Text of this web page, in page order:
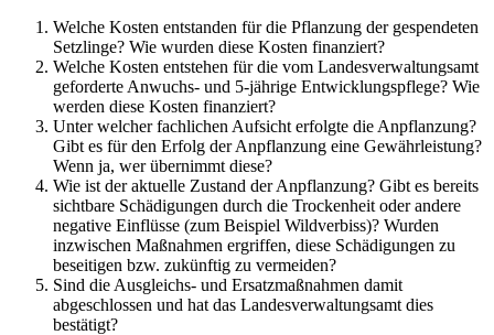
Welche Kosten entstanden für die Pflanzung der gespendeten
Setzlinge? Wie wurden diese Kosten finanziert?
Welche Kosten entstehen für die vom Landesverwaltungsamt
geforderte Anwuchs- und 5-jährige Entwicklungspflege? Wie
werden diese Kosten finanziert?
Unter welcher fachlichen Aufsicht erfolgte die Anpflanzung?
Gibt es für den Erfolg der Anpflanzung eine Gewährleistung?
Wenn ja, wer übernimmt diese?
Wie ist der aktuelle Zustand der Anpflanzung? Gibt es bereits
sichtbare Schädigungen durch die Trockenheit oder andere
negative Einflüsse (zum Beispiel Wildverbiss)? Wurden
inzwischen Maßnahmen ergriffen, diese Schädigungen zu
beseitigen bzw. zukünftig zu vermeiden?
Sind die Ausgleichs- und Ersatzmaßnahmen damit
abgeschlossen und hat das Landesverwaltungsamt dies
bestätigt?